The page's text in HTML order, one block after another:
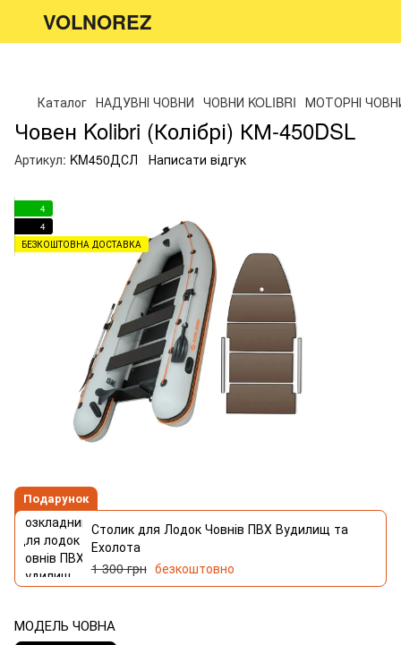
VOLNOREZ
Каталог НАДУВНІ ЧОВНИ ЧОВНИ KOLIBRI МОТОРНІ
Човен Kolibri (Колібрі) КМ-450DSL
Артикул: KM450ДСЛ Написати відгук
4
4
БЕЗКОШТОВНА ДОСТАВКА
Подарунок
Столик для Лодок Човнів ПВХ Вудилищ та
Ехолота
1 300 грн безкоштовно
МОДЕЛЬ ЧОВНА